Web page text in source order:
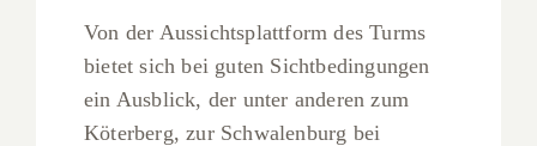
Von der Aussichtsplattform des Turms
bietet sich bei guten Sichtbedingungen
ein Ausblick, der unter anderen zum
Köterberg, zur Schwalenburg bei